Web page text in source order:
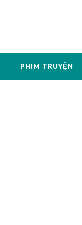
PHIM TRUYỆN